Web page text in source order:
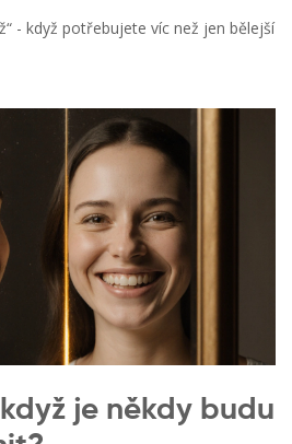
- když potřebujete víc než jen bělejší
je někdy budu